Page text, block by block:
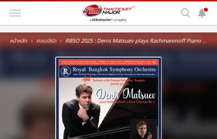
หน้าหลัก คอนเสิร์ต RBSO 2025 : Denis Matsuev plays Rachmaninoff Piano Concerto No. 2